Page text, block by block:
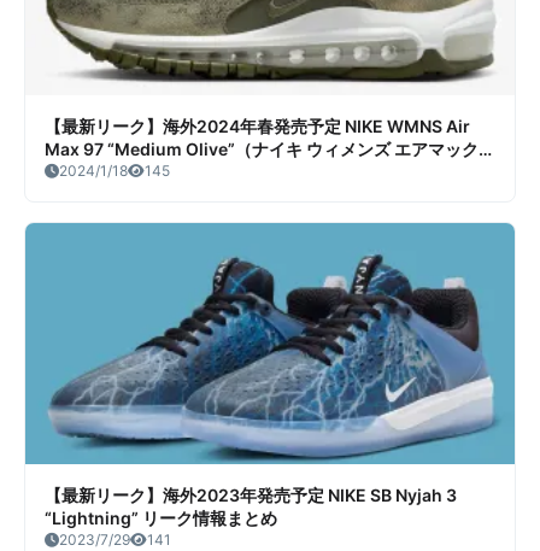
【最新リーク】海外2024年春発売予定 NIKE WMNS Air
Max 97 “Medium Olive”（ナイキ ウィメンズ エアマックス
97 ミディアムオリーブ）リーク情報まとめ
2024/1/18 145
【最新リーク】海外2023年発売予定 NIKE SB Nyjah 3
“Lightning” リーク情報まとめ
2023/7/29 141